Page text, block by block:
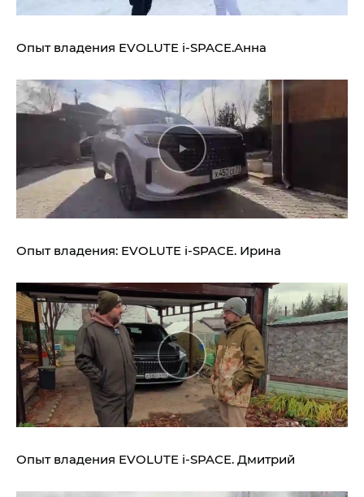
Опыт владения EVOLUTE i‑SPACE.Анна
Опыт владения: EVOLUTE i‑SPACE. Ирина
Опыт владения EVOLUTE i‑SPACE. Дмитрий